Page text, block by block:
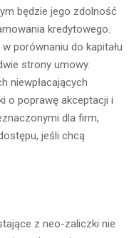
będzie jego zdolność
kredytowego.
porównaniu do kapitału
strony umowy.
niewpłacających
o poprawę akceptacji i
dla firm,
jeśli chcą
z neo-zaliczki nie